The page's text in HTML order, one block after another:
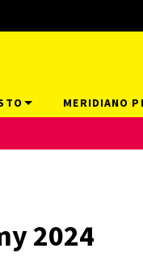
2024
MERIDIANO